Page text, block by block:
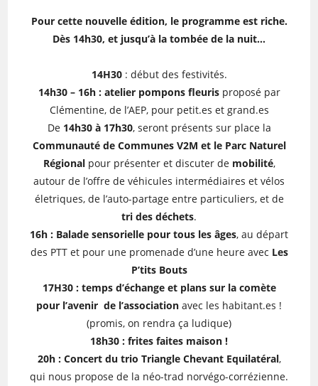
Pour cette nouvelle édition, le programme est riche.
Dès 14h30, et jusqu’à la tombée de la nuit…
14H30: début des festivités.
14h30 – 16h : atelier pompons fleurisproposé par
Clémentine, de l’AEP, pour petit.es et grand.es
De 14h30 à 17h30, seront présents sur place la
Communauté de Communes V2M et le Parc Naturel
Régionalpour présenter et discuter de mobilité,
autour de l’offre de véhicules intermédiaires et vélos
életriques, de l’auto-partage entre particuliers, et de
tri des déchets.
16h : Balade sensorielle pour tous les âges, au départ
des PTT et pour une promenade d’une heure avec Les
P’tits Bouts
17H30 : temps d’échange et plans sur la comète
pour l’avenir de l’association avec les habitant.es !
(promis, on rendra ça ludique)
18h30 : frites faites maison !
20h : Concert du trio Triangle Chevant Equilatéral,
qui nous propose de la néo-trad norvégo-corrézienne.